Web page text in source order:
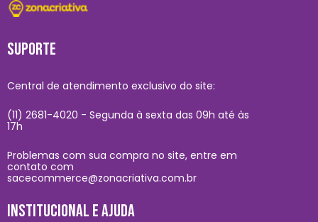
SUPORTE
Central de atendimento exclusivo do site:
(11) 2681-4020 - Segunda à sexta das 09h até às
17h
Problemas com sua compra no site, entre em
contato com
sacecommerce@zonacriativa.com.br
INSTITUCIONAL E AJUDA